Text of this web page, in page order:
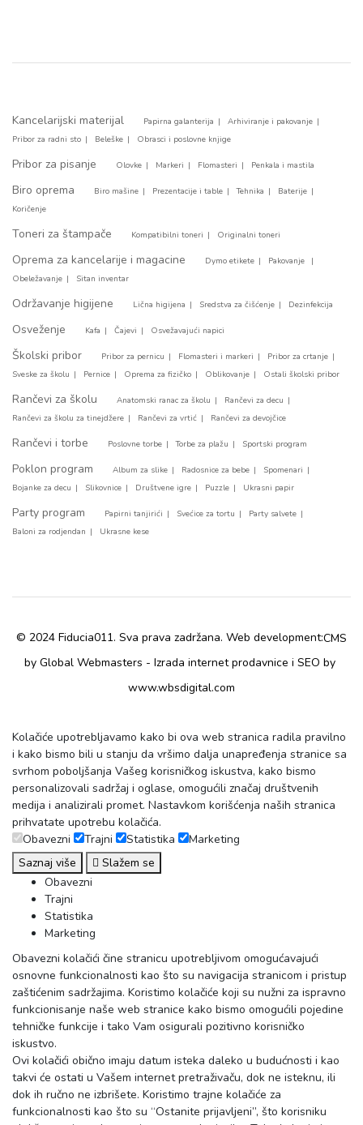
Kancelarijski materijal Papirna galanterija
Arhiviranje i pakovanje
Pribor za radni sto
Beleške Obrasci i poslovne knjige
Pribor za pisanje Olovke Markeri Flomasteri Penkala i mastila
Biro oprema Biro mašine Prezentacije i table Tehnika
Baterije
Koričenje
Toneri za štampače Kompatibilni toneri Originalni toneri
Oprema za kancelarije i magacine Dymo etikete
Pakovanje
Obeležavanje
Sitan inventar
Održavanje higijene Lična higijena Sredstva za čišćenje Dezinfekcija
Osveženje Kafa Čajevi Osvežavajući napici
Školski pribor Pribor za pernicu Flomasteri i markeri
Pribor za crtanje
Sveske za školu
Pernice Oprema za fizičko Oblikovanje Ostali školski pribor
Rančevi za školu Anatomski ranac za školu
Rančevi za decu
Rančevi za školu za tinejdžere
Rančevi za vrtić Rančevi za devojčice
Rančevi i torbe Poslovne torbe Torbe za plažu Sportski program
Poklon program Album za slike Radosnice za bebe
Spomenari
Bojanke za decu
Slikovnice Društvene igre Puzzle Ukrasni papir
Party program Papirni tanjirići Svećice za tortu
Party salvete
Baloni za rodjendan
Ukrasne kese
© 2024 Fiducia011. Sva prava zadržana. Web development:CMS
by Global Webmasters - Izrada internet prodavnice i SEO by
www.wbsdigital.com
Kolačiće upotrebljavamo kako bi ova web stranica radila pravilno
i kako bismo bili u stanju da vršimo dalja unapređenja stranice sa
svrhom poboljšanja Vašeg korisničkog iskustva, kako bismo
personalizovali sadržaj i oglase, omogućili značaj društvenih
medija i analizirali promet. Nastavkom korišćenja naših stranica
prihvatate upotrebu kolačića.
Obavezni
Trajni Statistika
Marketing
Saznaj više
Slažem se
Obavezni
Trajni
Statistika
Marketing
Obavezni kolačići čine stranicu upotrebljivom omogućavajući
osnovne funkcionalnosti kao što su navigacija stranicom i pristup
zaštićenim sadržajima. Koristimo kolačiće koji su nužni za ispravno
funkcionisanje naše web stranice kako bismo omogućili pojedine
tehničke funkcije i tako Vam osigurali pozitivno korisničko
iskustvo.
Ovi kolačići obično imaju datum isteka daleko u budućnosti i kao
takvi će ostati u Vašem internet pretraživaču, dok ne isteknu, ili
dok ih ručno ne izbrišete. Koristimo trajne kolačiće za
funkcionalnosti kao što su “Ostanite prijavljeni”, što korisniku